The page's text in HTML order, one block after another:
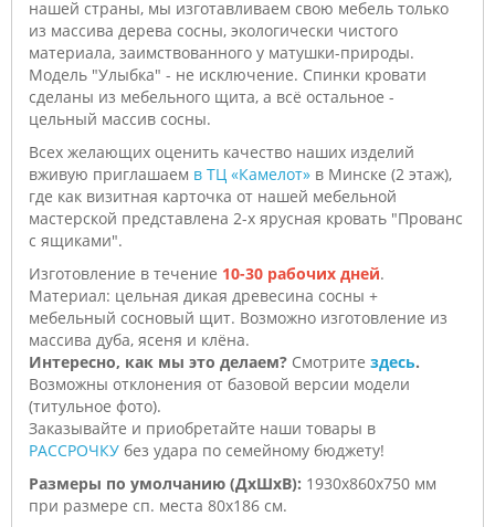
нашей страны, мы изготавливаем свою мебель только
из массива дерева сосны, экологически чистого
материала, заимствованного у матушки-природы.
Модель "Улыбка" - не исключение. Спинки кровати
сделаны из мебельного щита, а всё остальное -
цельный массив сосны.
Всех желающих оценить качество наших изделий
вживую приглашаем в ТЦ «Камелот» в Минске (2 этаж),
где как визитная карточка от нашей мебельной
мастерской представлена 2-х ярусная кровать "Прованс
с ящиками".
Изготовление в течение 10-30 рабочих дней.
Материал: цельная дикая древесина сосны +
мебельный сосновый щит. Возможно изготовление из
массива дуба, ясеня и клёна.
Интересно, как мы это делаем? Смотрите здесь.
Возможны отклонения от базовой версии модели
(титульное фото).
Заказывайте и приобретайте наши товары в
РАССРОЧКУ без удара по семейному бюджету!
Размеры по умолчанию (ДхШхВ): 1930х860х750 мм
при размере сп. места 80х186 см.